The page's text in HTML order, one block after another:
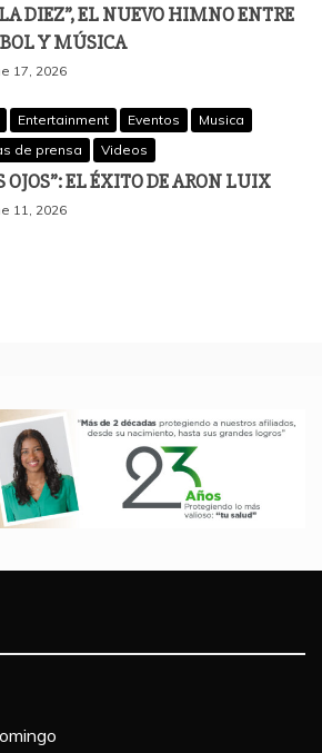
DIEZ”, EL NUEVO HIMNO ENTRE
Y MÚSICA
17, 2026
Entertainment Eventos
Musica
de prensa
Videos
OJOS”: EL ÉXITO DE ARON LUIX
11, 2026